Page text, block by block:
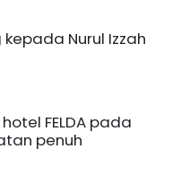
Nurul Izzah
FELDA pada
penuh